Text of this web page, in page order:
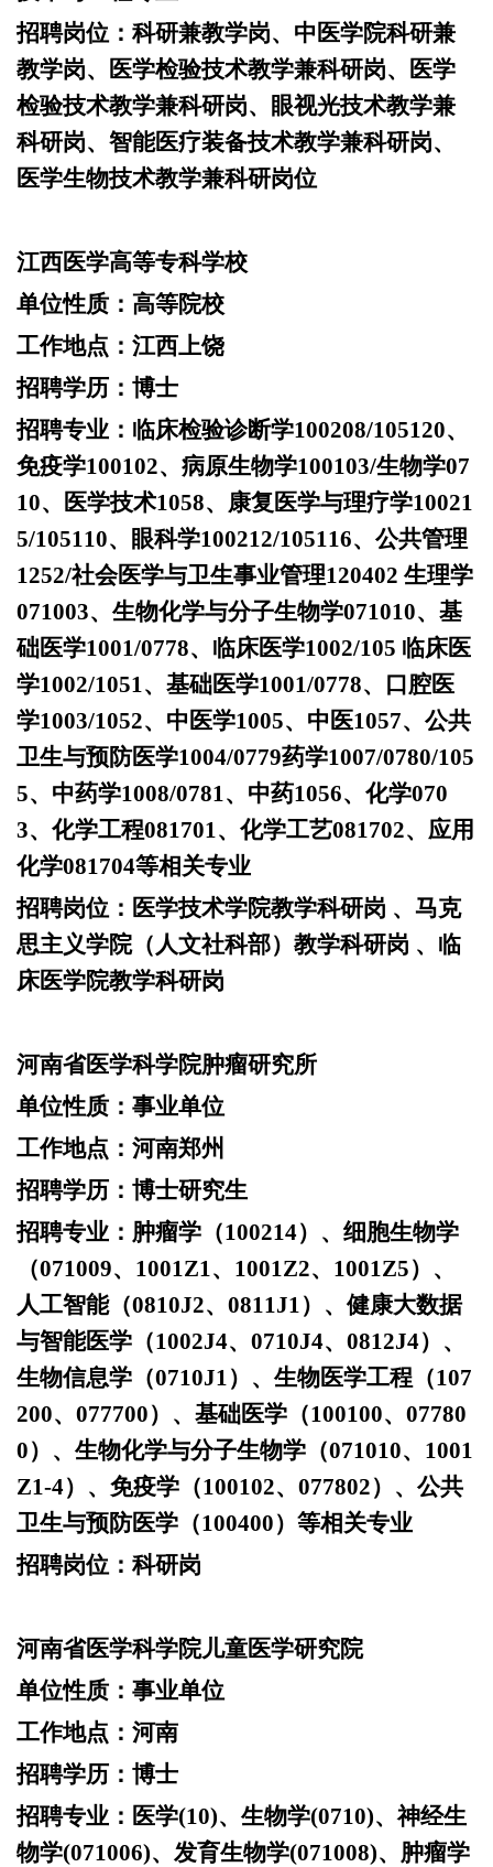
招聘岗位： 科研兼教学岗、中医学院科研兼
教学岗、医学检验技术教学兼科研岗、医学
检验技术教学兼科研岗、眼视光技术教学兼
科研岗、智能医疗装备技术教学兼科研岗、
医学生物技术教学兼科研岗位
江西医学高等专科学校
单位性质： 高等院校
工作地点： 江西上饶
招聘学历： 博士
招聘专业： 临床检验诊断学100208/105120、
免疫学100102、病原生物学100103/生物学07
10、医学技术1058、康复医学与理疗学10021
5/105110、眼科学100212/105116、公共管理
1252/社会医学与卫生事业管理120402 生理学
071003、生物化学与分子生物学071010、基
础医学1001/0778、临床医学1002/105 临床医
学1002/1051、基础医学1001/0778、口腔医
学1003/1052、中医学1005、中医1057、公共
卫生与预防医学1004/0779药学1007/0780/105
5、中药学1008/0781、中药1056、化学070
3、化学工程081701、化学工艺081702、应用
化学081704等相关专业
招聘岗位： 医学技术学院教学科研岗 、马克
思主义学院（人文社科部）教学科研岗 、临
床医学院教学科研岗
河南省医学科学院肿瘤研究所
单位性质： 事业单位
工作地点： 河南郑州
招聘学历： 博士研究生
招聘专业： 肿瘤学（100214）、细胞生物学
（071009、1001Z1、1001Z2、1001Z5）、
人工智能（0810J2、0811J1）、健康大数据
与智能医学（1002J4、0710J4、0812J4）、
生物信息学（0710J1）、生物医学工程（107
200、077700）、基础医学（100100、07780
0）、生物化学与分子生物学（071010、1001
Z1-4）、免疫学（100102、077802）、公共
卫生与预防医学（100400）等相关专业
招聘岗位： 科研岗
河南省医学科学院儿童医学研究院
单位性质： 事业单位
工作地点： 河南
招聘学历： 博士
招聘专业： 医学(10)、生物学(0710)、神经生
物学(071006)、发育生物学(071008)、肿瘤学